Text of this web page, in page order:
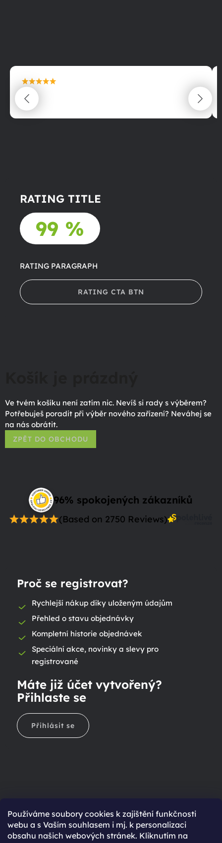
Používáme soubory cookies k zajištění funkčnosti
webu a s Vaším souhlasem i mj. k personalizaci
obsahu našich webových stránek. Kliknutím na
maximální spokojenost
22.06.2025
RATING TITLE
99 %
RATING PARAGRAPH
RATING CTA BTN
Ve tvém košíku není zatím nic. Nevíš si rady s výběrem?
Potřebuješ poradit při výběr nového zařízení? Neváhej se
na nás obrátit.
ZPĚT DO OBCHODU
96% spokojených zákazníků
(Based on 2750 Reviews)
Proč se registrovat?
Rychlejší nákup díky uloženým údajům
Přehled o stavu objednávky
Kompletní historie objednávek
Speciální akce, novinky a slevy pro
registrované
Máte již účet vytvořený?
Přihlaste se
Přihlásit se
Ještě nemáte účet?
Rychlejší nákup díky uloženým údajům